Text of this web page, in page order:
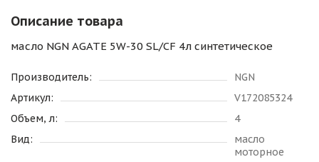
Описание товара
масло NGN AGATE 5W-30 SL/CF 4л синтетическое
Производитель:
NGN
Артикул:
V172085324
Объем, л:
4
Вид:
масло
моторное